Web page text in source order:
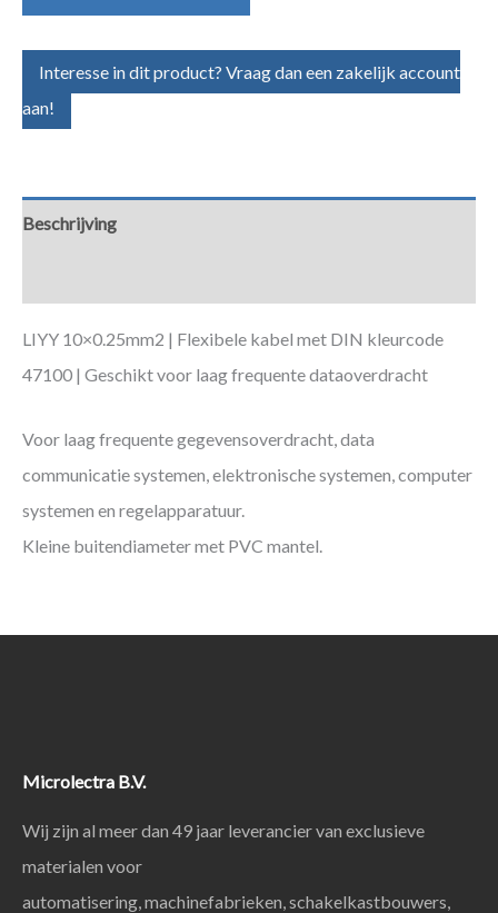
Interesse in dit product? Vraag dan een zakelijk account
aan!
Beschrijving
LIYY 10×0.25mm2 | Flexibele kabel met DIN kleurcode
47100 | Geschikt voor laag frequente dataoverdracht
Voor laag frequente gegevensoverdracht, data
communicatie systemen, elektronische systemen, computer
systemen en regelapparatuur.
Kleine buitendiameter met PVC mantel.
Microlectra B.V.
Wij zijn al meer dan 49 jaar leverancier van exclusieve
materialen voor
automatisering, machinefabrieken, schakelkastbouwers,